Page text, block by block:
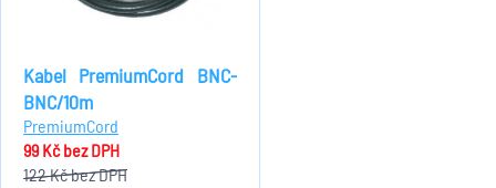
Kabel PremiumCord BNC-
BNC/10m
PremiumCord
99 Kčbez DPH
122 Kčbez DPH